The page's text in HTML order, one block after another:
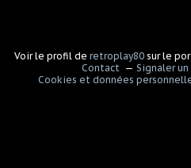
Voir le profil deretroplay80 sur le
Contact
Signaler un
Cookies et données